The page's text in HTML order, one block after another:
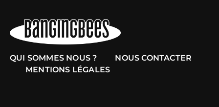
QUI SOMMES NOUS ?
NOUS CONTACTER
MENTIONS LÉGALES